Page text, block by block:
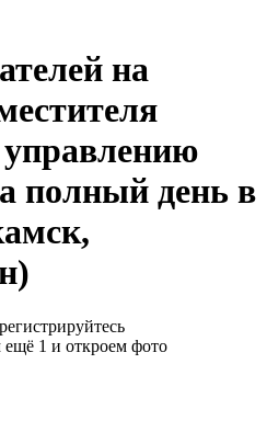
на
полный день в
1 и откроем фото